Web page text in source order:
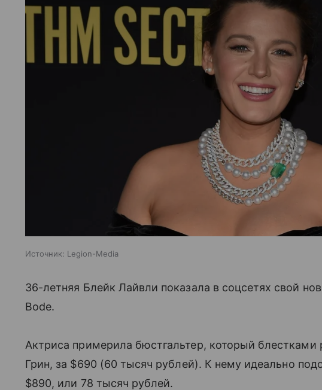
Источник: Legion-Media
36-летняя Блейк Лайвли показала в соцсетях свой
Bode.
Актриса примерила бюстгальтер, который
Грин, за $690 (60 тысяч рублей). К нему идеально
$890, или 78 тысяч рублей.